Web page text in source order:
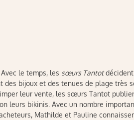
le temps, les sœurs Tantotdécident
des bijoux et des tenues de plage très
leur vente, les sœurs Tantot
leurs bikinis. Avec un nombre
Mathilde et Pauline